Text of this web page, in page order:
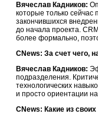
Вячеслав Кадников:
которые только сейчас
закончившихся
до начала проекта.
более формально,
CNews: За счет чего,
Вячеслав Кадников:
подразделения.
технологических
и просто ориентации
CNews: Какие из